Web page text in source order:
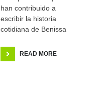
han contribuido a
escribir la historia
cotidiana de Benissa
READ MORE